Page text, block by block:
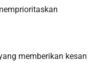
memberikan kesan